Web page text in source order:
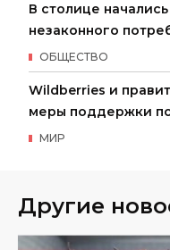
В столице
незаконного
ОБЩЕСТВО
Wildberries и
меры поддержки
МИР
Другие